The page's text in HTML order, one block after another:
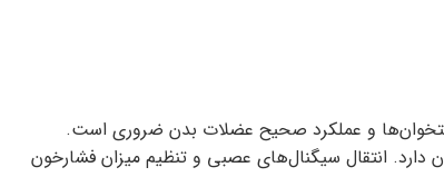
و عملکرد صحیح عضلات بدن ضروری است.
انتقال سیگنال‌های عصبی و تنظیم میزان فشارخون